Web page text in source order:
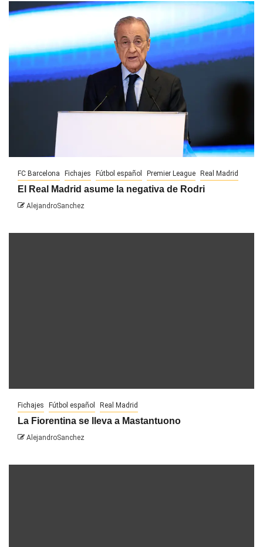
FC Barcelona Fichajes Fútbol español Premier League Real Madrid
El Real Madrid asume la negativa de Rodri
AlejandroSanchez
Fichajes Fútbol español Real Madrid
La Fiorentina se lleva a Mastantuono
AlejandroSanchez